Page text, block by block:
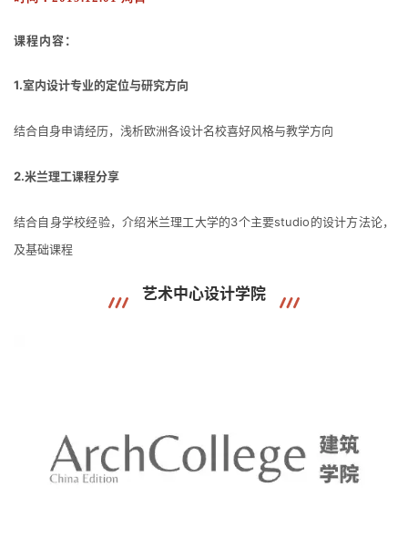
课程内容：
1.室内设计专业的定位与研究方向
结合自身申请经历，浅析欧洲各设计名校喜好风格与教学方向
2.米兰理工课程分享
结合自身学校经验，介绍米兰理工大学的3个主要studio的设计方法论，
及基础课程
艺术中心设计学院